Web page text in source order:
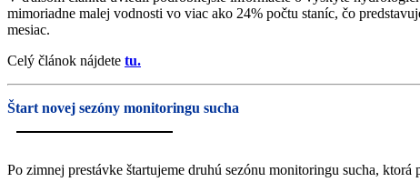
mimoriadne malej vodnosti vo viac ako 24% počtu staníc, čo
mesiac.
Celý článok nájdete tu.
Štart novej sezóny monitoringu sucha
Po zimnej prestávke štartujeme druhú sezónu monitoringu sucha,